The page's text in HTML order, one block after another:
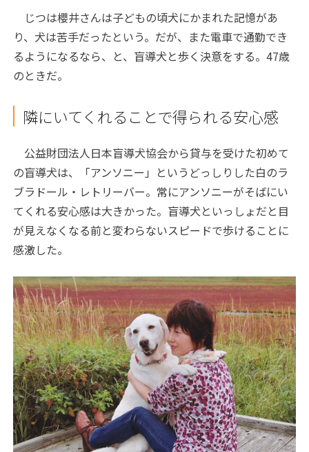
じつは櫻井さんは子どもの頃犬にかまれた記憶があ
り、犬は苦手だったという。だが、また電車で通勤でき
るようになるなら、と、盲導犬と歩く決意をする。47歳
のときだ。
隣にいてくれることで得られる安心感
公益財団法人日本盲導犬協会から貸与を受けた初めて
の盲導犬は、「アンソニー」というどっしりした白のラ
ブラドール・レトリーバー。常にアンソニーがそばにい
てくれる安心感は大きかった。盲導犬といっしょだと目
が見えなくなる前と変わらないスピードで歩けることに
感激した。